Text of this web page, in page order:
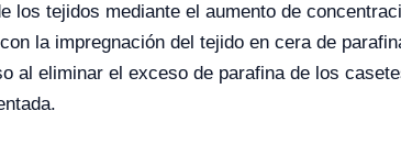
los tejidos mediante el aumento de
la impregnación del tejido en cera de
al eliminar el exceso de parafina de los